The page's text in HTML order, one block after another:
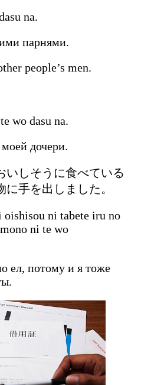
na.
парнями.
people’s men.
wo dasu na.
дочери.
いしそうに食べている
手を出しました。
oishisou ni tabete iru no
ni te wo
ел, потому и я тоже